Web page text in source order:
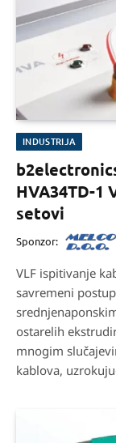
INDUSTRIJA
HVA34TD-1
setovi
Sponzor:
VLF ispitivanje
savremeni
ostarelih
mnogim
kablova,